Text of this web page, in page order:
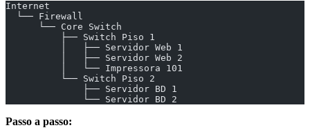
Internet
  └── Firewall
      └── Core Switch
          ├── Switch Piso 1
          │   ├── Servidor Web 1
          │   ├── Servidor Web 2
          │   └── Impressora 101
          └── Switch Piso 2
              ├── Servidor BD 1
              └── Servidor BD 2
Passo a passo: